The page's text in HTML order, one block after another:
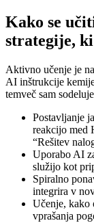
Kako se
strategije,
Aktivno učenje je
AI inštrukcije
temveč sam
Postavljanje
reakcijo med
“Rešitev
Uporabo AI
služijo kot
Spiralno
integrira v
Učenje, kako
vprašanja